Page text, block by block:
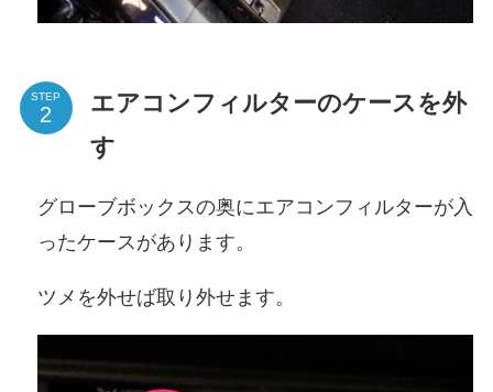
STEP
エアコンフィルターのケースを外
す
グローブボックスの奥にエアコンフィルターが入
ったケースがあります。
ツメを外せば取り外せます。